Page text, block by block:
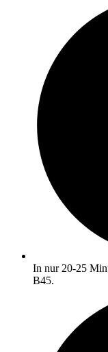
In nur 20-25
B45.